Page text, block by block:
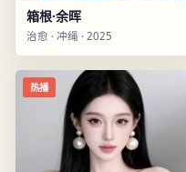
箱根·余晖
治愈 · 冲绳 · 2025
热播